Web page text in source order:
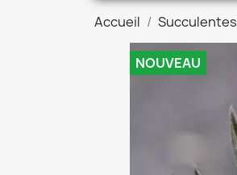
Accueil Succulentes
NOUVEAU